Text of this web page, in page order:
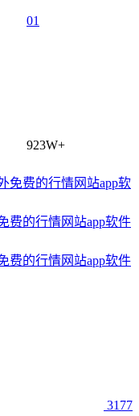
01
923W+
费的行情网站app软件
费的行情网站app软件
3177